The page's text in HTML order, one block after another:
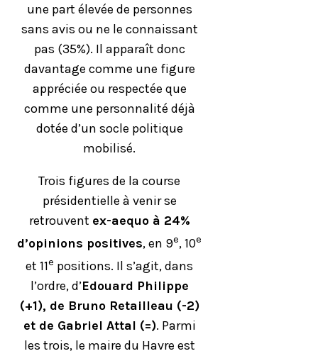
une part élevée de personnes
sans avis ou ne le connaissant
pas (35%). Il apparaît donc
davantage comme une figure
appréciée ou respectée que
comme une personnalité déjà
dotée d’un socle politique
mobilisé.
Trois figures de la course
présidentielle à venir se
retrouvent ex-aequo à 24%
d’opinions positives, en 9e, 10e
et 11e positions. Il s’agit, dans
l’ordre, d’Edouard Philippe
(+1), de Bruno Retailleau (-2)
et de Gabriel Attal (=). Parmi
les trois, le maire du Havre est